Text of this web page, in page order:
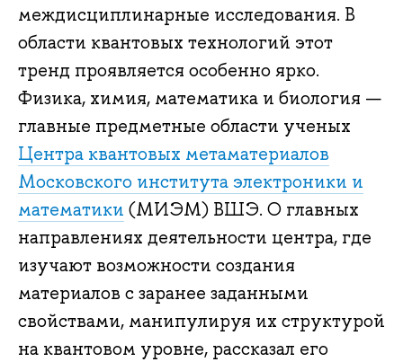
междисциплинарные исследования. В
области квантовых технологий этот
тренд проявляется особенно ярко.
Физика, химия, математика и биология —
главные предметные области ученых
Центра квантовых метаматериалов
Московского института электроники и
математики (МИЭМ) ВШЭ. О главных
направлениях деятельности центра, где
изучают возможности создания
материалов с заранее заданными
свойствами, манипулируя их структурой
на квантовом уровне, рассказал его